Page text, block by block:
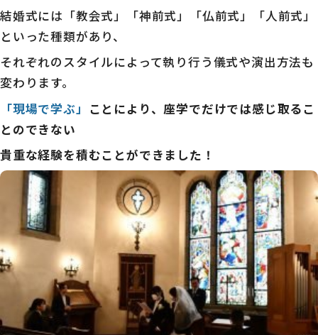
結婚式には「教会式」「神前式」「仏前式」「人前式」
といった種類があり、
それぞれのスタイルによって執り行う儀式や演出方法も
変わります。
「現場で学ぶ」 ことにより、座学でだけでは感じ取るこ
とのできない
貴重な経験を積むことができました！